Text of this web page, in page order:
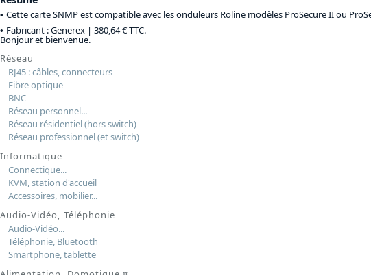
Cette carte SNMP est compatible avec les onduleurs Roline modèles ProSecure II ou
Fabricant : Generex | 380,64 € TTC.
Bonjour et bienvenue.
Réseau
RJ45 : câbles, connecteurs
Fibre optique
BNC
Réseau personnel...
Réseau résidentiel (hors switch)
Réseau professionnel (et switch)
Informatique
Connectique...
KVM, station d'accueil
Accessoires, mobilier...
Audio-Vidéo, Téléphonie
Audio-Vidéo...
Téléphonie, Bluetooth
Smartphone, tablette